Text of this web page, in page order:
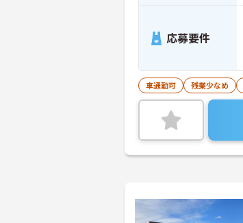
応募要件
車通勤可 残業少なめ